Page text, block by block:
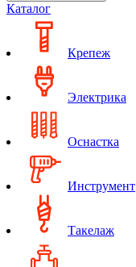
Каталог
Крепеж
Электрика
Оснастка
Инструмент
Такелаж